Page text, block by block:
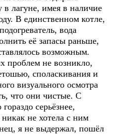
лагуне, имея в наличие
В единственном котле,
вода
её запасы раньше,
возможным.
проблем не возникло,
споласкивания и
визуального осмотра
что они чистые. С
серьёзнее,
не хотела с ним
я не выдержал, пошёл